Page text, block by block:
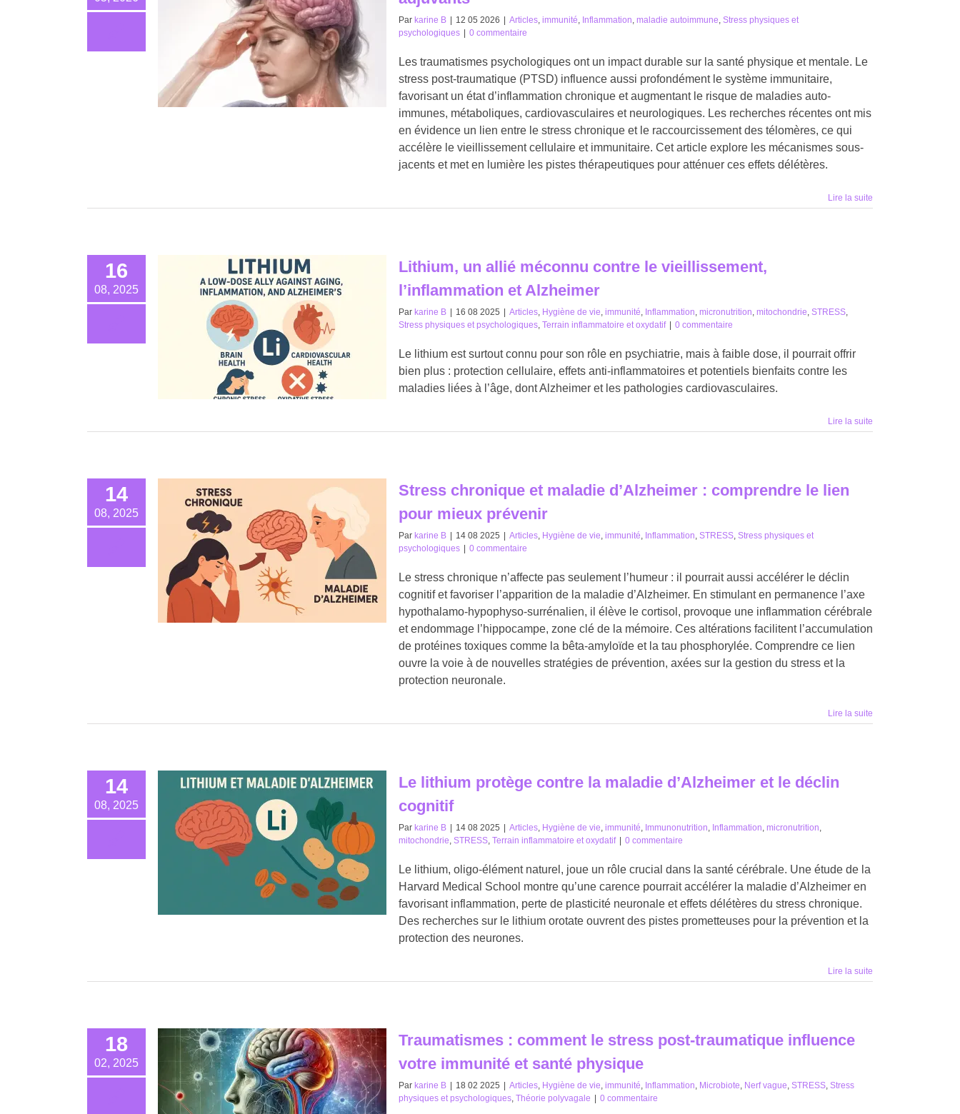
Par karine B 12 05 2026 Articles, immunité, Inflammation, maladie autoimmune, Stress physiques et
psychologiques
0 commentaire
Les traumatismes psychologiques ont un impact durable sur la santé physique et mentale. Le
stress post-traumatique (PTSD) influence aussi profondément le système immunitaire,
favorisant un état d’inflammation chronique et augmentant le risque de maladies auto-
immunes, métaboliques, cardiovasculaires et neurologiques. Les recherches récentes ont mis
en évidence un lien entre le stress chronique et le raccourcissement des télomères, ce qui
accélère le vieillissement cellulaire et immunitaire. Cet article explore les mécanismes sous-
jacents et met en lumière les pistes thérapeutiques pour atténuer ces effets délétères.
Lire la suite
16
08, 2025
Lithium, un allié méconnu contre le vieillissement,
l’inflammation et Alzheimer
Par karine B 16 08 2025 Articles, Hygiène de vie, immunité, Inflammation, micronutrition, mitochondrie, STRESS,
Stress physiques et psychologiques, Terrain inflammatoire et oxydatif 0 commentaire
Le lithium est surtout connu pour son rôle en psychiatrie, mais à faible dose, il pourrait offrir
bien plus : protection cellulaire, effets anti-inflammatoires et potentiels bienfaits contre les
maladies liées à l’âge, dont Alzheimer et les pathologies cardiovasculaires.
Lire la suite
14
08, 2025
Stress chronique et maladie d’Alzheimer : comprendre le lien
pour mieux prévenir
Par karine B 14 08 2025 Articles, Hygiène de vie, immunité, Inflammation, STRESS, Stress physiques et
psychologiques
0 commentaire
Le stress chronique n’affecte pas seulement l’humeur : il pourrait aussi accélérer le déclin
cognitif et favoriser l’apparition de la maladie d’Alzheimer. En stimulant en permanence l’axe
hypothalamo-hypophyso-surrénalien, il élève le cortisol, provoque une inflammation cérébrale
et endommage l’hippocampe, zone clé de la mémoire. Ces altérations facilitent l’accumulation
de protéines toxiques comme la bêta-amyloïde et la tau phosphorylée. Comprendre ce lien
ouvre la voie à de nouvelles stratégies de prévention, axées sur la gestion du stress et la
protection neuronale.
Lire la suite
14
08, 2025
Le lithium protège contre la maladie d’Alzheimer et le déclin
cognitif
Par karine B 14 08 2025 Articles, Hygiène de vie, immunité, Immunonutrition, Inflammation, micronutrition,
mitochondrie, STRESS, Terrain inflammatoire et oxydatif 0 commentaire
Le lithium, oligo-élément naturel, joue un rôle crucial dans la santé cérébrale. Une étude de la
Harvard Medical School montre qu’une carence pourrait accélérer la maladie d’Alzheimer en
favorisant inflammation, perte de plasticité neuronale et effets délétères du stress chronique.
Des recherches sur le lithium orotate ouvrent des pistes prometteuses pour la prévention et la
protection des neurones.
Lire la suite
18
02, 2025
Traumatismes : comment le stress post-traumatique influence
votre immunité et santé physique
Par karine B 18 02 2025 Articles, Hygiène de vie, immunité, Inflammation, Microbiote, Nerf vague, STRESS, Stress
physiques et psychologiques, Théorie polyvagale 0 commentaire